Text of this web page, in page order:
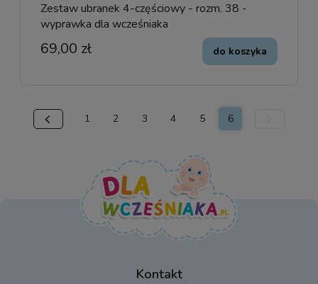
Zestaw ubranek 4-częściowy - rozm. 38 -
wyprawka dla wcześniaka
69,00 zł do koszyka
1 2 3 4 5 6
Kontakt